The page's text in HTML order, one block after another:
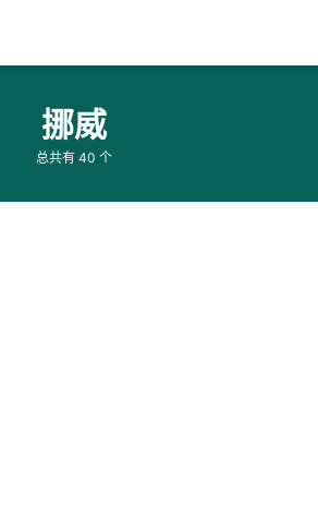
挪威
总共有 40 个